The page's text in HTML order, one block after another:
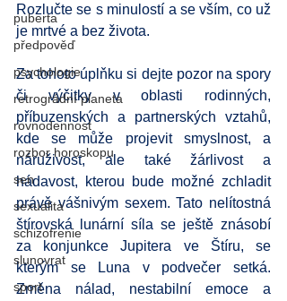
puberta
předpověď
psychologie
retrográdní planeta
rovnodennost
rozbor horoskopu
sen
sexualita
schizofrenie
slunovrat
sport
Rozlučte se s minulostí a se vším, co už
je mrtvé a bez života.
Za tohoto úplňku si dejte pozor na spory
či výčitky v oblasti rodinných,
příbuzenských a partnerských vztahů,
kde se může projevit smyslnost, a
náruživost, ale také žárlivost a
hádavost, kterou bude možné zchladit
právě vášnivým sexem. Tato nelítostná
štírovská lunární síla se ještě znásobí
za konjunkce Jupitera ve Štíru, se
kterým se Luna v podvečer setká.
Změna nálad, nestabilní emoce a